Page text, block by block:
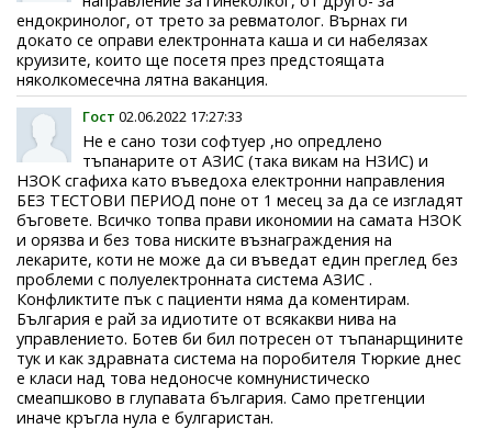
ендокринолог, от трето за ревматолог. Върнах ги
докато се оправи електронната каша и си набелязах
круизите, които ще посетя през предстоящата
няколкомесечна лятна ваканция.
Гост 02.06.2022 17:27:33
Не е сано този софтуер ,но опредлено
тъпанарите от АЗИС (така викам на НЗИС) и
НЗОК сгафиха като въведоха електронни направления
БЕЗ ТЕСТОВИ ПЕРИОД поне от 1 месец за да се изгладят
бъговете. Всичко топва прави икономии на самата НЗОК
и орязва и без това ниските възнаграждения на
лекарите, коти не може да си въведат един преглед без
проблеми с полуелектронната система АЗИС .
Конфликтите пък с пациенти няма да коментирам.
България е рай за идиотите от всякакви нива на
управлението. Ботев би бил потресен от тъпанарщините
тук и как здравната система на поробителя Тюркие днес
е класи над това недоносче комнунистическо
смеапшково в глупавата българия. Само претгенции
иначе кръгла нула е булгаристан.